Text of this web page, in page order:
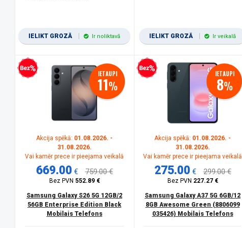
IELIKT GROZĀ Ir noliktavā IELIKT GROZĀ Ir veikalā
Bezprocentu kredīts IETAUPI
11%
Akcija spēkā: 01.08.2026. -
31.08.2026.
Vai kamēr prece ir pieejama veikalā
669.00 € 759.00 €
Bez PVN 552.89 €
Samsung Galaxy S26 5G 12GB/2
56GB Enterprise Edition Black
Mobilais Telefons
Bezprocentu kredīts IETAUPI
8%
Akcija spēkā: 01.08.2026. -
31.08.2026.
Vai kamēr prece ir pieejama veikalā
275.00 € 299.00 €
Bez PVN 227.27 €
Samsung Galaxy A37 5G 6GB/12
8GB Awesome Green (8806099
035426) Mobilais Telefons